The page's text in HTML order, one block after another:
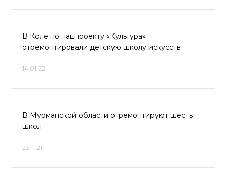
В Коле по нацпроекту «Культура»
отремонтировали детскую школу искусств
14.01.22
В Мурманской области отремонтируют шесть
школ
23.11.21